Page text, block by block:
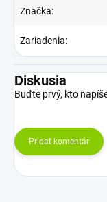
Značka:
Zariadenia:
Diskusia
Buďte prvý, kto
Pridať komentár